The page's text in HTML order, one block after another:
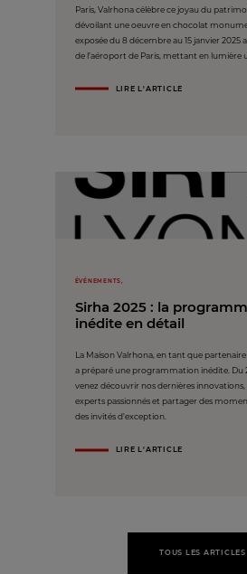
Paris, Valrhona célèbre ce joyau du
dévoilant une oeuvre en chocolat
exposée du 8 décembre au 15 janvier 2025
de l’aéroport de Paris, mettant en lumière
LIRE L'ARTICLE
ÉVÉNEMENTS,
Sirha 2025 : la
inédite en détail
La Maison Valrhona, en tant que
a préparé une programmation inédite. Du
venez découvrir nos dernières
experts passionnés et partager des
des invités d'exception.
LIRE L'ARTICLE
TOUS LES ARTICLES